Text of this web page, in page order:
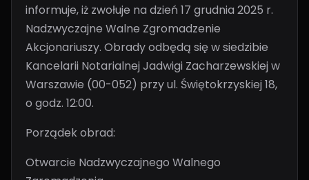
informuje, iż zwołuje na dzień 17 grudnia 2025 r.
Nadzwyczajne Walne Zgromadzenie
Akcjonariuszy. Obrady odbędą się w siedzibie
Kancelarii Notarialnej Jadwigi Zacharzewskiej w
Warszawie (00-052) przy ul. Świętokrzyskiej 18,
o godz. 12:00.
Porządek obrad:
Otwarcie Nadzwyczajnego Walnego